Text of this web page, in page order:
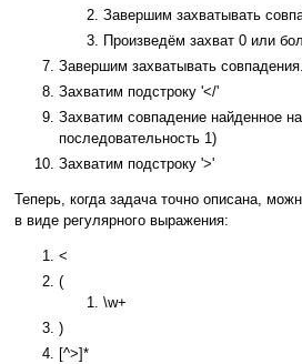
Завершим захватывать
Произведём захват 0 или
Завершим захватывать совпадения.
Захватим подстроку '</'
Захватим совпадение найденное
последовательность 1)
Захватим подстроку '>'
Теперь, когда задача точно описана,
в виде регулярного выражения:
<
(
\w+
)
[^>]*